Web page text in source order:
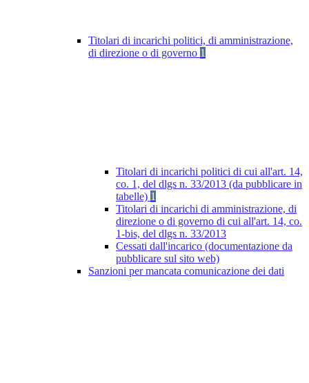
Titolari di incarichi politici, di amministrazione,
di direzione o di governo 1
Titolari di incarichi politici di cui all'art. 14,
co. 1, del dlgs n. 33/2013 (da pubblicare in
tabelle) 1
Titolari di incarichi di amministrazione, di
direzione o di governo di cui all'art. 14, co.
1-bis, del dlgs n. 33/2013
Cessati dall'incarico (documentazione da
pubblicare sul sito web)
Sanzioni per mancata comunicazione dei dati